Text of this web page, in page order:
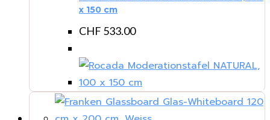
x 150 cm
CHF 533.00